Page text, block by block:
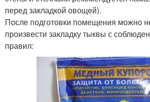
перед закладкой овощей).
После подготовки помещения можно
произвести закладку тыквы с
правил: